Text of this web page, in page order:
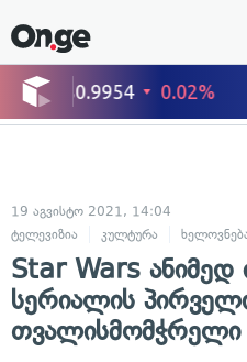
19 აგვისტო 2021, 14:04
ტელევიზია
კულტურა
Star Wars ანიმედ
სერიალის